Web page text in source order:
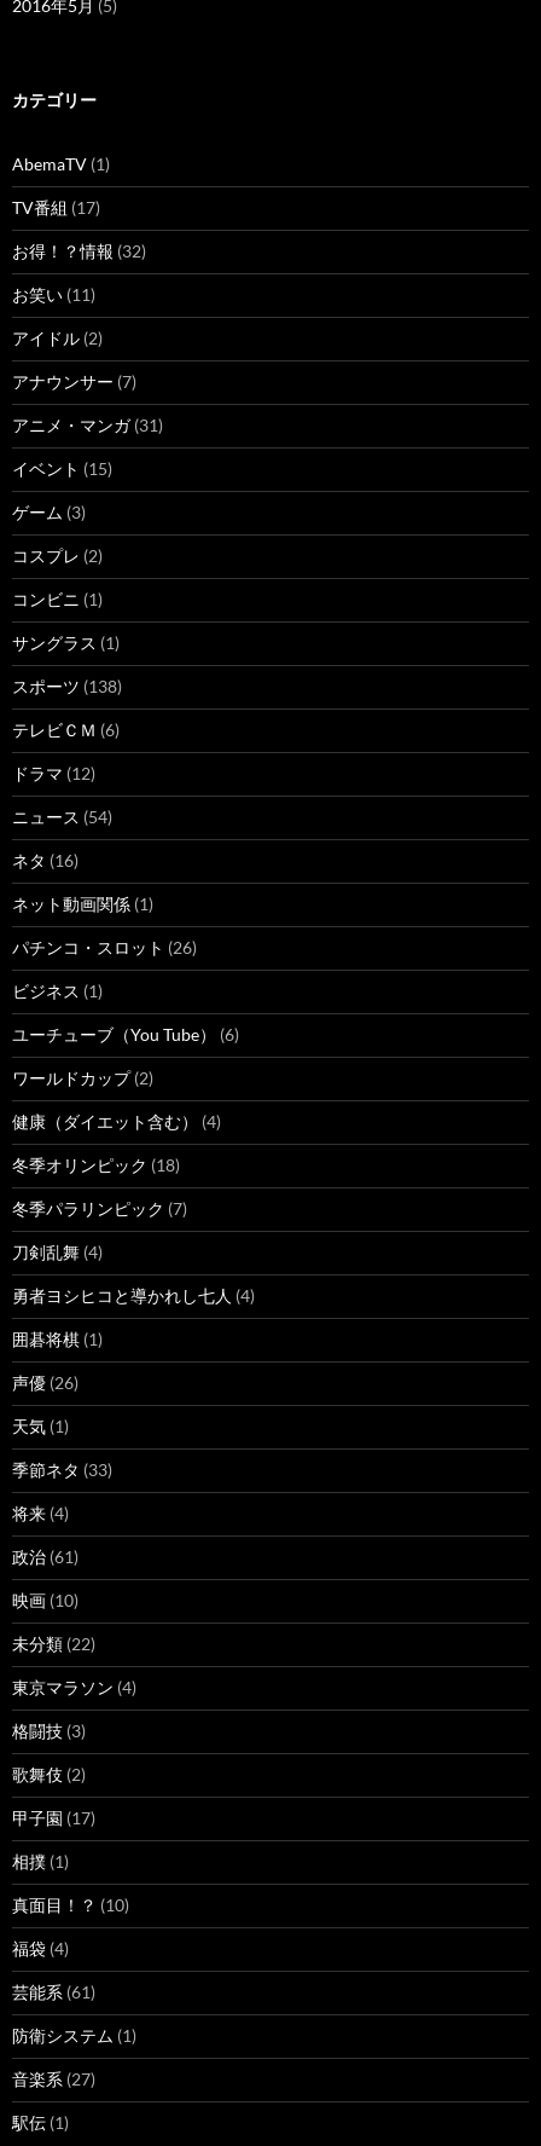
2016年5月 (5)
カテゴリー
AbemaTV (1)
TV番組 (17)
お得！？情報 (32)
お笑い (11)
アイドル (2)
アナウンサー (7)
アニメ・マンガ(31)
イベント (15)
ゲーム (3)
コスプレ (2)
コンビニ (1)
サングラス (1)
スポーツ (138)
テレビＣＭ (6)
ドラマ (12)
ニュース (54)
ネタ (16)
ネット動画関係 (1)
パチンコ・スロット (26)
ビジネス (1)
ユーチューブ（You Tube） (6)
ワールドカップ(2)
健康（ダイエット含む） (4)
冬季オリンピック (18)
冬季パラリンピック (7)
刀剣乱舞 (4)
勇者ヨシヒコと導かれし七人 (4)
囲碁将棋 (1)
声優 (26)
天気 (1)
季節ネタ (33)
将来 (4)
政治 (61)
映画 (10)
未分類 (22)
東京マラソン (4)
格闘技 (3)
歌舞伎 (2)
甲子園 (17)
相撲 (1)
真面目！？ (10)
福袋 (4)
芸能系 (61)
防衛システム (1)
音楽系 (27)
駅伝 (1)